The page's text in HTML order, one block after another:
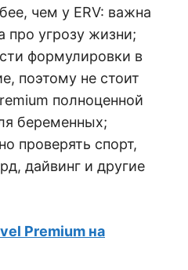
чем у ERV: важна
про угрозу жизни;
формулировки в
поэтому не стоит
полноценной
беременных;
проверять спорт,
дайвинг и другие
Premium на